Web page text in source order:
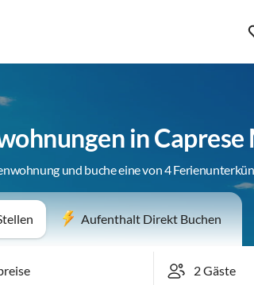
in
und buche eine von 4
Aufenthalt Direkt Buchen